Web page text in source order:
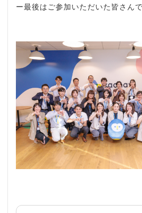
ー最後はご参加いただいた皆さん